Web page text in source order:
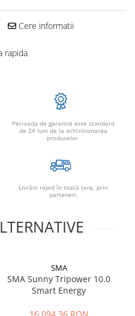
Cere informatii
rapida
Perioada de garantie este standard
de 24 luni de la achizitionarea
produselor.
Livrăm rapid în toată țara, prin
parteneri.
SMA
SMA Sunny Tripower 10.0
Smart Energy